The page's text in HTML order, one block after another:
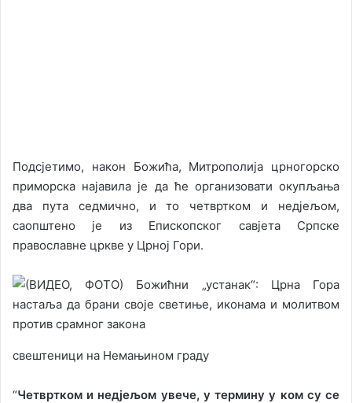
Подсјетимо, након Божића, Митрополија црногорско
приморска најавила је да ће организовати окупљања
два пута седмично, и то четвртком и недјељом,
саопштено је из Епископског савјета Српске
православне цркве у Црној Гори.
свештеници на Немањином граду
“Четвртком и недјељом увече, у термину у ком су се